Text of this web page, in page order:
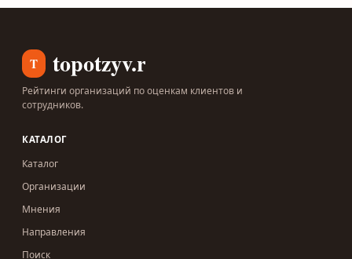
T topotzyv.ru
Рейтинги организаций по оценкам клиентов и
сотрудников.
КАТАЛОГ
Каталог
Организации
Мнения
Направления
Поиск